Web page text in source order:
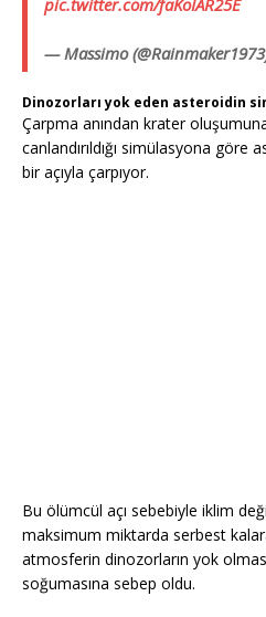
— Massimo
Dinozorları yok eden asteroidin
Çarpma anından krater
canlandırıldığı simülasyona göre
bir açıyla çarpıyor.
Bu ölümcül açı sebebiyle iklim
maksimum miktarda serbest
atmosferin dinozorların yok
soğumasına sebep oldu.